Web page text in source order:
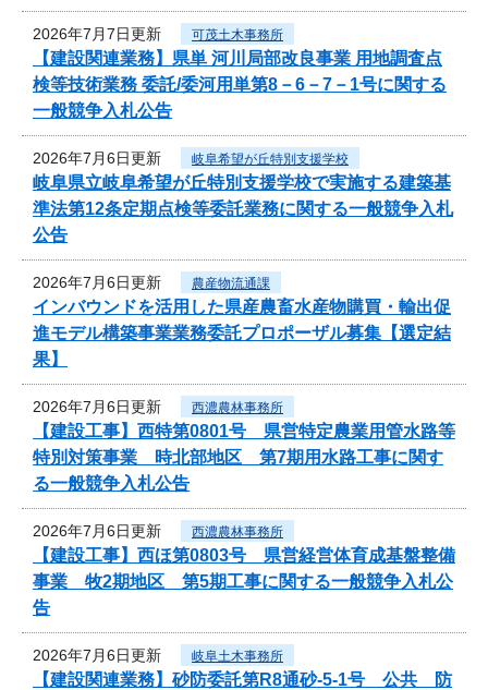
2026年7月7日更新 可茂土木事務所
【建設関連業務】県単 河川局部改良事業 用地調査点
検等技術業務 委託/委河用単第8－6－7－1号に関する
一般競争入札公告
2026年7月6日更新 岐阜希望が丘特別支援学校
岐阜県立岐阜希望が丘特別支援学校で実施する建築基
準法第12条定期点検等委託業務に関する一般競争入札
公告
2026年7月6日更新 農産物流通課
インバウンドを活用した県産農畜水産物購買・輸出促
進モデル構築事業業務委託プロポーザル募集【選定結
果】
2026年7月6日更新 西濃農林事務所
【建設工事】西特第0801号 県営特定農業用管水路等
特別対策事業 時北部地区 第7期用水路工事に関す
る一般競争入札公告
2026年7月6日更新 西濃農林事務所
【建設工事】西ほ第0803号 県営経営体育成基盤整備
事業 牧2期地区 第5期工事に関する一般競争入札公
告
2026年7月6日更新 岐阜土木事務所
【建設関連業務】砂防委託第R8通砂-5-1号 公共 防